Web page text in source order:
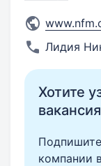
Лидия
Хотите
компании